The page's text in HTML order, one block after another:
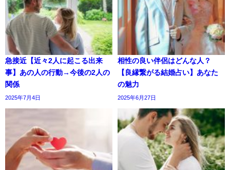
急接近【近々2人に起こる出来
事】あの人の行動→今後の2人の
関係
2025年7月4日
相性の良い伴侶はどんな人？
【良縁繋がる結婚占い】あなた
の魅力
2025年6月27日